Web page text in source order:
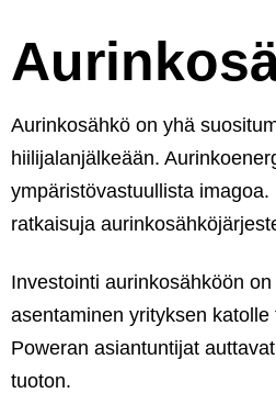
Aurinkosähkö on yhä
hiilijalanjälkeään.
ympäristövastuullista
ratkaisuja
Investointi aurinkosähköön
asentaminen yrityksen
Poweran asiantuntijat
tuoton.